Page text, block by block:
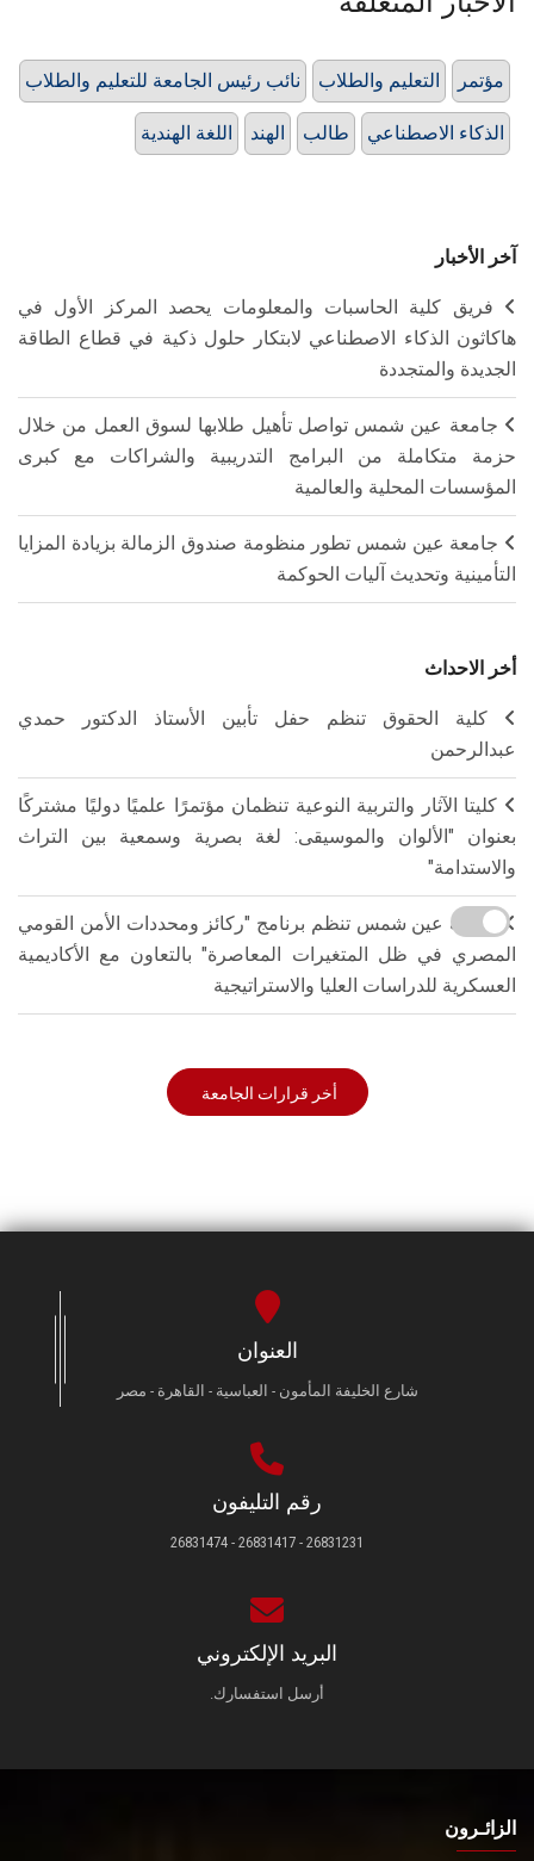
نائب رئيس الجامعة للتعليم والطلاب التعليم والطلاب مؤتمر
اللغة الهندية الهند طالب الذكاء الاصطناعي
آخر الأخبار
فريق كلية الحاسبات والمعلومات يحصد المركز الأول في
هاكاثون الذكاء الاصطناعي لابتكار حلول ذكية في قطاع الطاقة
الجديدة والمتجددة
جامعة عين شمس تواصل تأهيل طلابها لسوق العمل من خلال
حزمة متكاملة من البرامج التدريبية والشراكات مع كبرى
المؤسسات المحلية والعالمية
جامعة عين شمس تطور منظومة صندوق الزمالة بزيادة المزايا
التأمينية وتحديث آليات الحوكمة
أخر الاحداث
كلية الحقوق تنظم حفل تأبين الأستاذ الدكتور حمدي
عبدالرحمن
كليتا الآثار والتربية النوعية تنظمان مؤتمرًا علميًا دوليًا مشتركًا
بعنوان "الألوان والموسيقى: لغة بصرية وسمعية بين التراث
والاستدامة"
جامعة عين شمس تنظم برنامج "ركائز ومحددات الأمن القومي
المصري في ظل المتغيرات المعاصرة" بالتعاون مع الأكاديمية
العسكرية للدراسات العليا والاستراتيجية
أخر قرارات الجامعة
العنوان
شارع الخليفة المأمون - العباسية - القاهرة - مصر
رقم التليفون
26831231 - 26831417 - 26831474
البريد الإلكتروني
أرسل استفسارك.
الزائـرون